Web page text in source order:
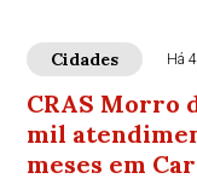
Cidades Há
CRAS Morro
mil
meses em